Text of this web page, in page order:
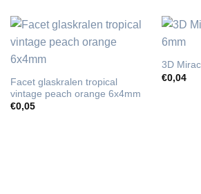
Facet glaskralen tropical
vintage peach orange 6x4mm
€0,05
3D
€0,04